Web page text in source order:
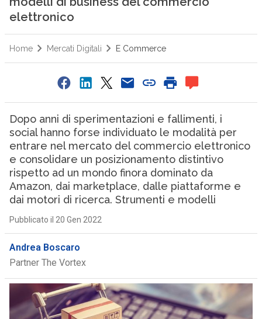
elettronico
Home Mercati Digitali E Commerce
Dopo anni di sperimentazioni e fallimenti, i
social hanno forse individuato le modalità per
entrare nel mercato del commercio elettronico
e consolidare un posizionamento distintivo
rispetto ad un mondo finora dominato da
Amazon, dai marketplace, dalle piattaforme e
dai motori di ricerca. Strumenti e modelli
Pubblicato il 20 Gen 2022
Andrea Boscaro
Partner The Vortex